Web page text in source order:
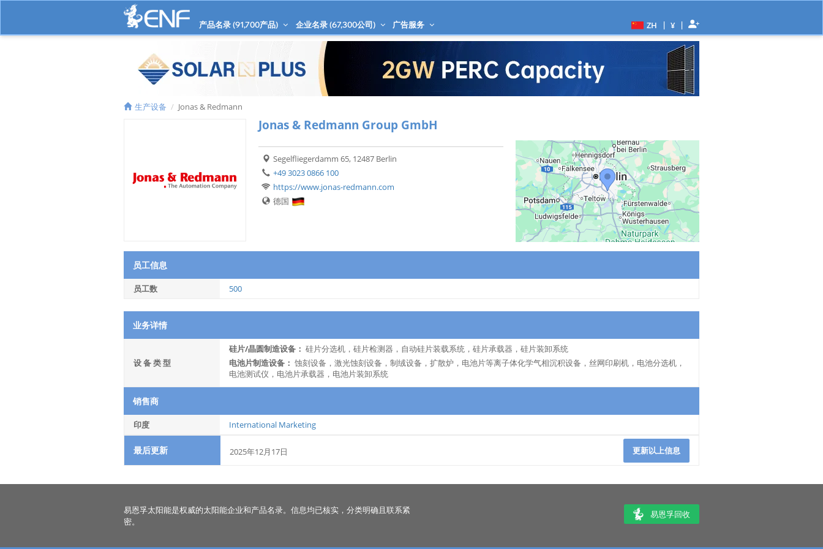
产品名录 (91,700产品) 企业名录 (67,300公司) 广告服务 ZH | ¥ |
生产设备 Jonas & Redmann
Jonas & Redmann Group GmbH
Segelfliegerdamm 65, 12487 Berlin
+49 3023 0866 100
https://www.jonas-redmann.com
德国
员工信息
员工数 500
业务详情
设 备 类 型
硅片/晶圆制造设备： 硅片分选机，硅片检测器，自动硅片装载系统，硅片承载器，硅片装卸系统
电池片制造设备： 蚀刻设备，激光蚀刻设备，制绒设备，扩散炉，电池片等离子体化学气相沉积设备，丝网印刷机，电池分选机，
电池测试仪，电池片承载器，电池片装卸系统
销售商
印度 International Marketing
最后更新 2025年12月17日 更新以上信息
易恩孚太阳能是权威的太阳能企业和产品名录。信息均已核实，分类明确且联系紧
密。
易恩孚回收